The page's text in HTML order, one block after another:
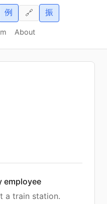
About
例 振
🔗
employee
a train station.